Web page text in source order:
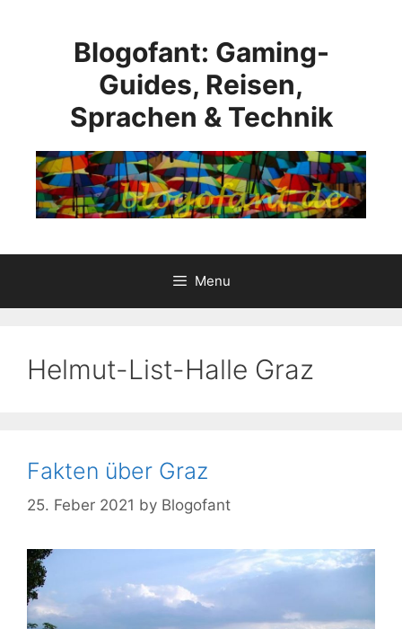
Blogofant: Gaming-
Guides, Reisen,
Sprachen & Technik
Menu
Helmut-List-Halle Graz
Fakten über Graz
25. Feber 2021 by Blogofant